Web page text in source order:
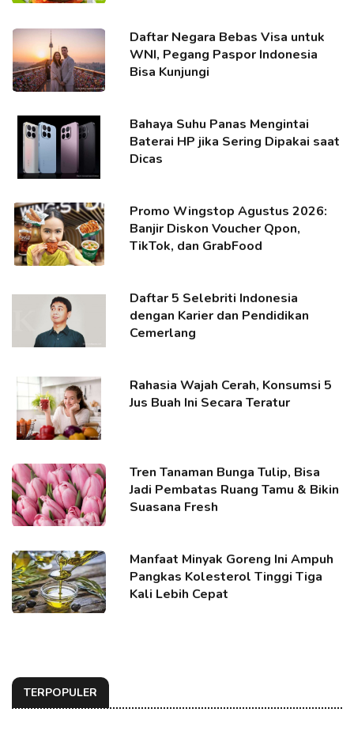
Daftar Negara Bebas Visa untuk
WNI, Pegang Paspor Indonesia
Bisa Kunjungi
Bahaya Suhu Panas Mengintai
Baterai HP jika Sering Dipakai saat
Dicas
Promo Wingstop Agustus 2026:
Banjir Diskon Voucher Qpon,
TikTok, dan GrabFood
Daftar 5 Selebriti Indonesia
dengan Karier dan Pendidikan
Cemerlang
Rahasia Wajah Cerah, Konsumsi 5
Jus Buah Ini Secara Teratur
Tren Tanaman Bunga Tulip, Bisa
Jadi Pembatas Ruang Tamu & Bikin
Suasana Fresh
Manfaat Minyak Goreng Ini Ampuh
Pangkas Kolesterol Tinggi Tiga
Kali Lebih Cepat
TERPOPULER